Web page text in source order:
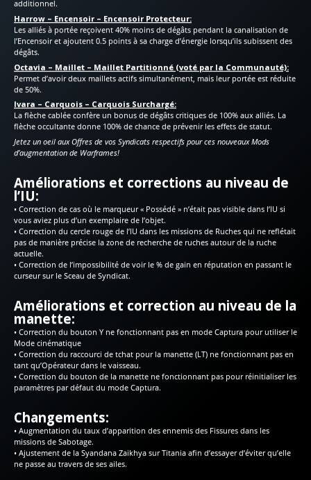
additionnel.
Harrow – Encensoir – Encensoir Protecteur:
Les alliés à portée reçoivent 40% moins de dégâts pendant la canalisation de
l’Encensoir et ajoutent 0.5 points à sa charge d’énergie lorsqu’ils subissent des
dégâts.
Octavia – Maillet – Maillet Partitionné (voté par la Communauté):
Permet d’avoir deux maillets actifs simultanément, mais leur portée est réduite
de 50%.
Ivara – Carquois – Carquois Surchargé:
La flèche cablée confère un bonus de dégâts critiques de 100% aux alliés. La
flèche occultante donne 100% de chance de prévenir les effets de statut.
Jetez un oeil aux Offres de vos Syndicats respectifs pour ces nouveaux Mods
d’augmentation de Warframes!
Améliorations et corrections au niveau de
l’IU:
• Correction de cas où le marqueur « Possédé » n’était pas visible dans l’IU si
vous aviez plus d’un exemplaire de l’objet.
• Correction du cercle rouge de l’IU dans les missions de Ruches qui ne reflétait
pas de manière précise la zone de recherche de ruches autour de la ruche
actuelle.
• Correction de l’impossibilité de voir le % de gain en réputation en passant le
curseur sur le Sceau de Syndicat.
Améliorations et correction au niveau de la
manette:
• Correction du bouton Y ne fonctionnant pas en mode Captura pour utiliser le
Mode cinématique
• Correction du raccourci de tchat pour la manette (LT) ne fonctionnant pas en
tant qu’Opérateur dans le vaisseau.
• Correction du bouton de la manette ne fonctionnant pas pour réinitialiser les
paramètres par défaut du mode Captura.
Changements:
• Augmentation du taux d’apparition des ennemis des Fissures dans les
missions de Sabotage.
• Ajustement de la Syandana Zaikhya sur Titania afin d’essayer d’éviter qu’elle
ne passe au travers de ses ailes.